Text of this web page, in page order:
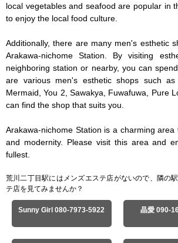
local vegetables and seafood are popular in
to enjoy the local food culture.
Additionally, there are many men's esthetic
Arakawa-nichome Station. By visiting
neighboring station or nearby, you can
are various men's esthetic shops such as
Mermaid, You 2, Sawakya, Fuwafuwa, Pure
can find the shop that suits you.
Arakawa-nichome Station is a charming
and modernity. Please visit this area and
fullest.
荒川二丁目駅にはメンズエステ店がないので、隣の
テ店を見てみませんか？
Sunny Girl 080-7973-5922 晶愛 090-